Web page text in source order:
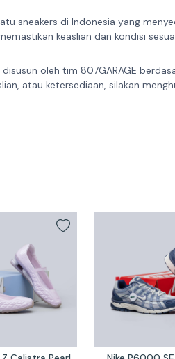
sneakers di Indonesia yang
keaslian dan kondisi
oleh tim 807GARAGE
atau ketersediaan, silakan